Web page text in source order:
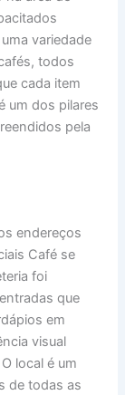
variedade
todos
cada item
um dos pilares
pela
endereços
Café se
foi
que
em
visual
local é um
de todas as